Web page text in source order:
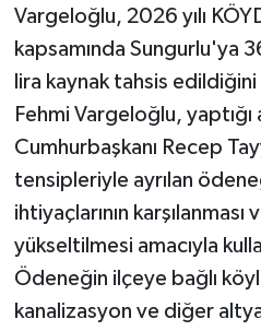
Vargeloğlu, 2026 yılı
kapsamında Sungurlu'ya
lira kaynak tahsis edildiğini
Fehmi Vargeloğlu, yaptığı
Cumhurbaşkanı Recep
tensipleriyle ayrılan
ihtiyaçlarının
yükseltilmesi amacıyla
Ödeneğin ilçeye bağlı
kanalizasyon ve diğer
Osmancık
Sungurlu
Uğurludağ
Sağlık